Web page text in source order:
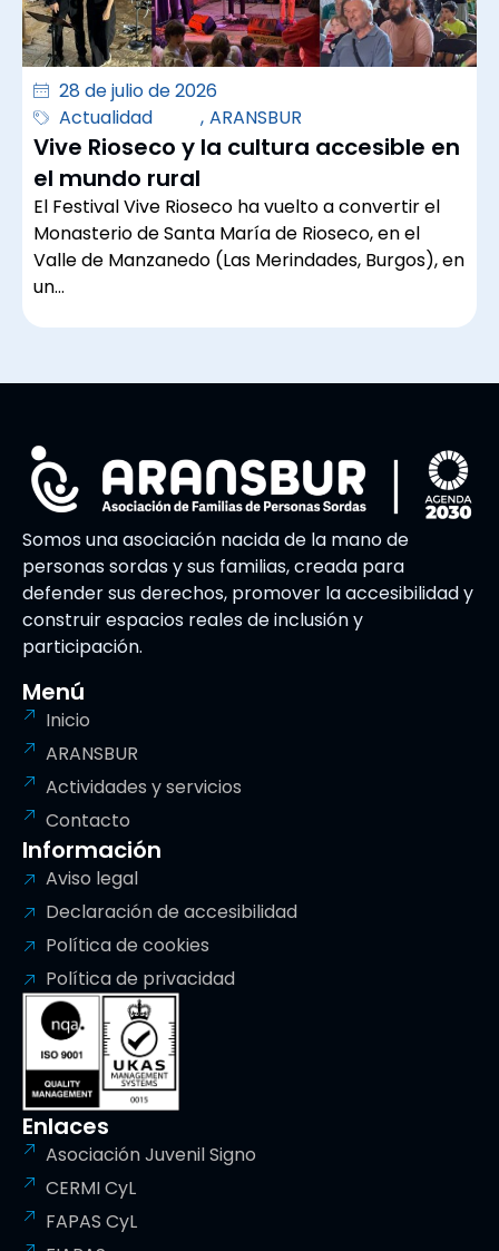
28 de julio de 2026
Actualidad
, ARANSBUR
Vive Rioseco y la cultura accesible en
el mundo rural
El Festival Vive Rioseco ha vuelto a convertir el
Monasterio de Santa María de Rioseco, en el
Valle de Manzanedo (Las Merindades, Burgos), en
un…
Somos una asociación nacida de la mano de
personas sordas y sus familias, creada para
defender sus derechos, promover la accesibilidad y
construir espacios reales de inclusión y
participación.
Menú
Inicio
ARANSBUR
Actividades y servicios
Contacto
Información
Aviso legal
Declaración de accesibilidad
Política de cookies
Política de privacidad
Enlaces
Asociación Juvenil Signo
CERMI CyL
FAPAS CyL